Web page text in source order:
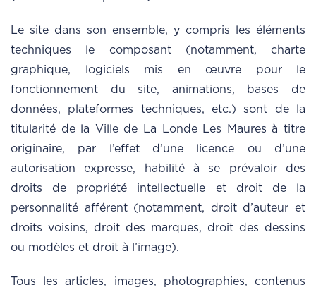
Le site dans son ensemble, y compris les éléments
techniques le composant (notamment, charte
graphique, logiciels mis en œuvre pour le
fonctionnement du site, animations, bases de
données, plateformes techniques, etc.) sont de la
titularité de la Ville de La Londe Les Maures à titre
originaire, par l’effet d’une licence ou d’une
autorisation expresse, habilité à se prévaloir des
droits de propriété intellectuelle et droit de la
personnalité afférent (notamment, droit d’auteur et
droits voisins, droit des marques, droit des dessins
ou modèles et droit à l’image).
Tous les articles, images, photographies, contenus